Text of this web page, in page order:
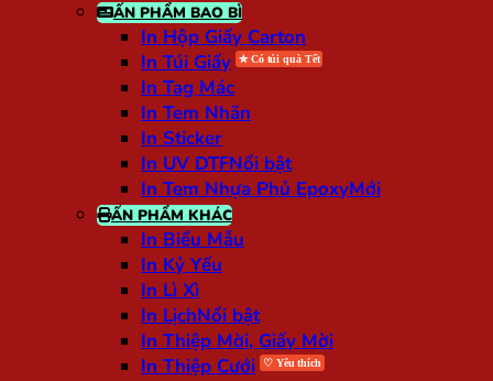
ẤN PHẨM BAO BÌ
In Hộp Giấy Carton
In Túi Giấy
In Tag Mác
In Tem Nhãn
In Sticker
In UV DTF
In Tem Nhựa Phủ Epoxy
ẤN PHẨM KHÁC
In Biểu Mẫu
In Kỷ Yếu
In Lì Xì
In Lịch
In Thiệp Mời, Giấy Mời
In Thiệp Cưới